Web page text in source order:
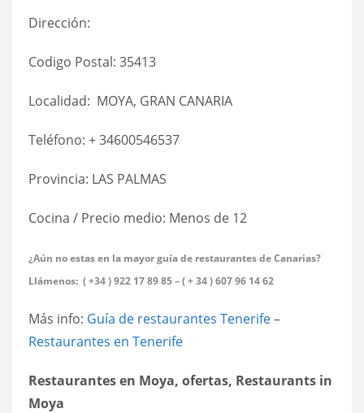
Dirección:
Codigo Postal: 35413
Localidad: MOYA, GRAN CANARIA
Teléfono: + 34600546537
Provincia: LAS PALMAS
Cocina / Precio medio: Menos de 12 
¿Aún no estas en la mayor guía de restaurantes de Canarias?
Llámenos: ( +34 ) 922 17 89 85 – ( + 34 ) 607 96 14 62
Más info: Guía de restaurantes Tenerife–
Restaurantes en Tenerife
Restaurantes en Moya, ofertas, Restaurants in
Moya